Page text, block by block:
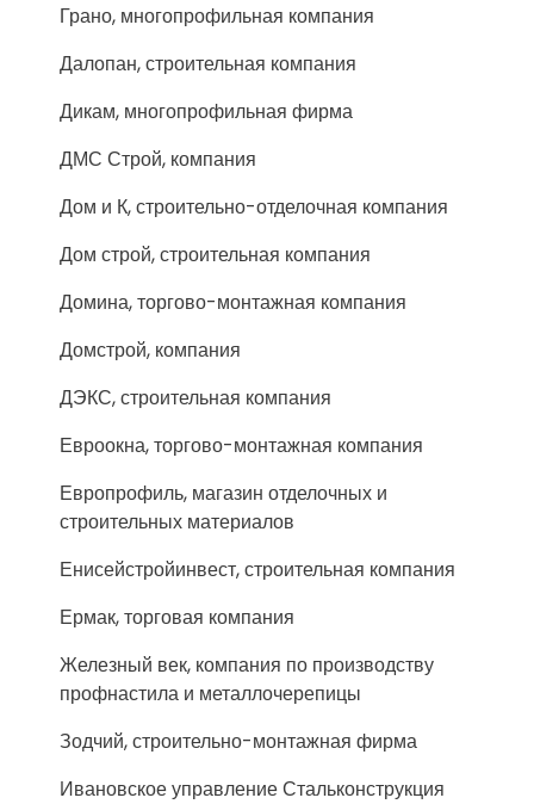
Грано, многопрофильная компания
Далопан, строительная компания
Дикам, многопрофильная фирма
ДМС Строй, компания
Дом и К, строительно-отделочная компания
Дом строй, строительная компания
Домина, торгово-монтажная компания
Домстрой, компания
ДЭКС, строительная компания
Евроокна, торгово-монтажная компания
Европрофиль, магазин отделочных и
строительных материалов
Енисейстройинвест, строительная компания
Ермак, торговая компания
Железный век, компания по производству
профнастила и металлочерепицы
Зодчий, строительно-монтажная фирма
Ивановское управление Стальконструкция